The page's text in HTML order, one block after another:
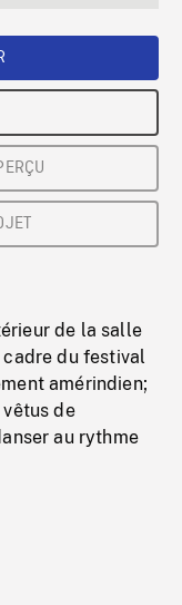
de la salle
du festival
amérindien;
de
au rythme